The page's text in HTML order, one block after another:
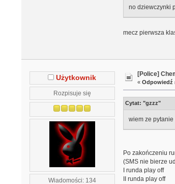
no dziewczynki
mecz pierwsza
Użytkownik
Rozpisuje się
Wiadomości: 134
[Police]
«Odpowiedź
Cytat: "gzzz"
wiem ze
Po zakończeniu
(SMS nie bierze
I runda play off
II runda play off